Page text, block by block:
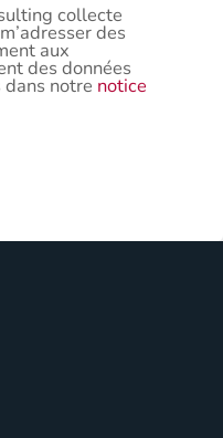
collecte
des
aux
des données
notre notice